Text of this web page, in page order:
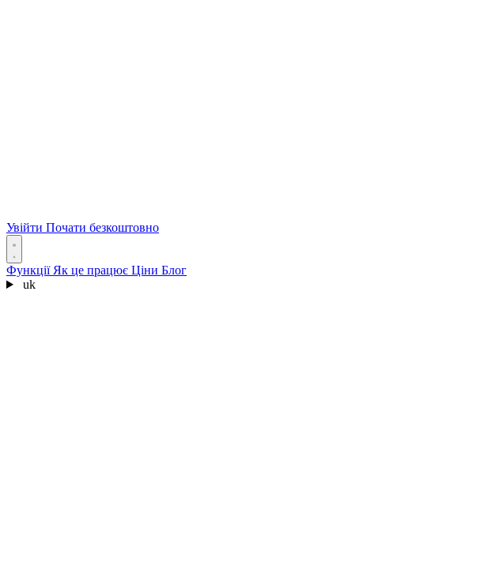
Увійти Почати безкоштовно
Функції Як це працює Ціни Блог
uk